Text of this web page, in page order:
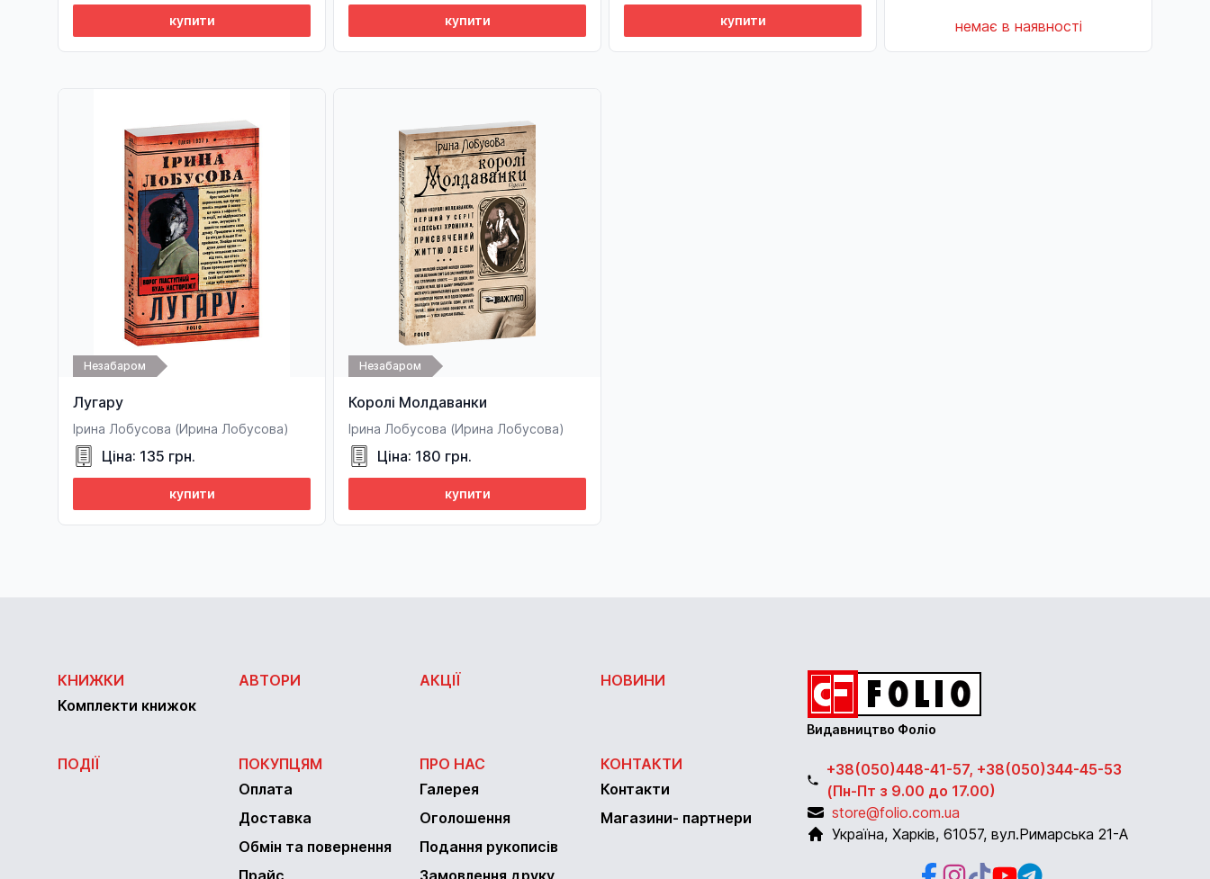
купити купити купити немає в наявності
Незабаром
Лугару
Ірина Лобусова (Ирина Лобусова)
Ціна: 135 грн.
купити
Незабаром
Королі Молдаванки
Ірина Лобусова (Ирина Лобусова)
Ціна: 180 грн.
купити
КНИЖКИ
Комплекти книжок
АВТОРИ АКЦІЇ НОВИНИ
ПОДІЇ
ПОКУПЦЯМ
Оплата
Доставка
Обмін та повернення
Прайс
ПРО НАС
Галерея
Оголошення
Подання рукописів
Замовлення друку
КОНТАКТИ
Контакти
Магазини- партнери
Видавництво Фоліо
+38(050)448-41-57, +38(050)344-45-53
(Пн-Пт з 9.00 до 17.00)
store@folio.com.ua
Україна, Харків, 61057, вул.Римарська 21-А
Facebook
Instagram
Instagram
YoutubeTelegram